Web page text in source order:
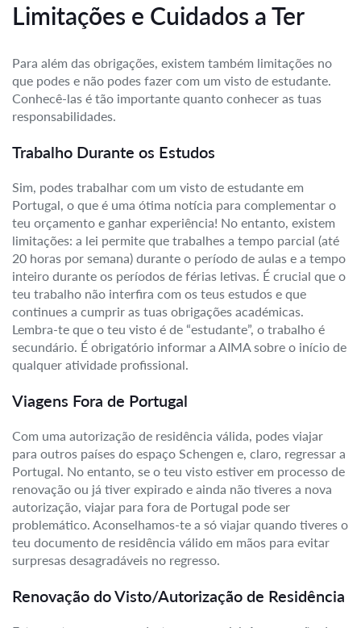
Limitações e Cuidados a Ter
Para além das obrigações, existem também limitações no
que podes e não podes fazer com um visto de estudante.
Conhecê-las é tão importante quanto conhecer as tuas
responsabilidades.
Trabalho Durante os Estudos
Sim, podes trabalhar com um visto de estudante em
Portugal, o que é uma ótima notícia para complementar o
teu orçamento e ganhar experiência! No entanto, existem
limitações: a lei permite que trabalhes a tempo parcial (até
20 horas por semana) durante o período de aulas e a tempo
inteiro durante os períodos de férias letivas. É crucial que o
teu trabalho não interfira com os teus estudos e que
continues a cumprir as tuas obrigações académicas.
Lembra-te que o teu visto é de “estudante”, o trabalho é
secundário. É obrigatório informar a AIMA sobre o início de
qualquer atividade profissional.
Viagens Fora de Portugal
Com uma autorização de residência válida, podes viajar
para outros países do espaço Schengen e, claro, regressar a
Portugal. No entanto, se o teu visto estiver em processo de
renovação ou já tiver expirado e ainda não tiveres a nova
autorização, viajar para fora de Portugal pode ser
problemático. Aconselhamos-te a só viajar quando tiveres o
teu documento de residência válido em mãos para evitar
surpresas desagradáveis no regresso.
Renovação do Visto/Autorização de Residência